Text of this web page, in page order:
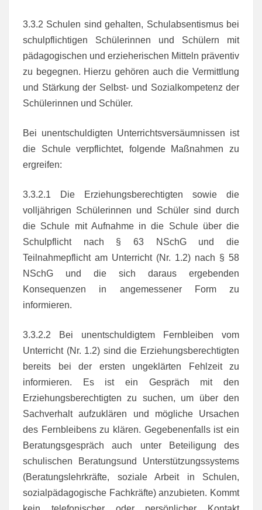
3.3.2 Schulen sind gehalten, Schulabsentismus bei
schulpflichtigen Schülerinnen und Schülern mit
pädagogischen und erzieherischen Mitteln präventiv
zu begegnen. Hierzu gehören auch die Vermittlung
und Stärkung der Selbst- und Sozialkompetenz der
Schülerinnen und Schüler.
Bei unentschuldigten Unterrichtsversäumnissen ist
die Schule verpflichtet, folgende Maßnahmen zu
ergreifen:
3.3.2.1 Die Erziehungsberechtigten sowie die
volljährigen Schülerinnen und Schüler sind durch
die Schule mit Aufnahme in die Schule über die
Schulpflicht nach § 63 NSchG und die
Teilnahmepflicht am Unterricht (Nr. 1.2) nach § 58
NSchG und die sich daraus ergebenden
Konsequenzen in angemessener Form zu
informieren.
3.3.2.2 Bei unentschuldigtem Fernbleiben vom
Unterricht (Nr. 1.2) sind die Erziehungsberechtigten
bereits bei der ersten ungeklärten Fehlzeit zu
informieren. Es ist ein Gespräch mit den
Erziehungsberechtigten zu suchen, um über den
Sachverhalt aufzuklären und mögliche Ursachen
des Fernbleibens zu klären. Gegebenenfalls ist ein
Beratungsgespräch auch unter Beteiligung des
schulischen Beratungsund Unterstützungssystems
(Beratungslehrkräfte, soziale Arbeit in Schulen,
sozialpädagogische Fachkräfte) anzubieten. Kommt